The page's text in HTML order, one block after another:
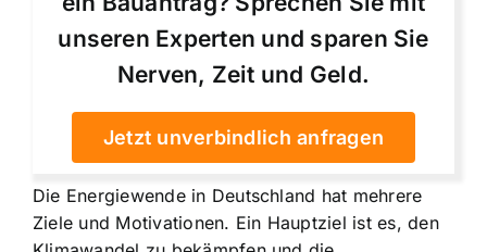
unseren Experten und sparen Sie
Nerven, Zeit und Geld.
Jetzt unverbindlich anfragen
Die Energiewende in Deutschland hat mehrere
Ziele und Motivationen. Ein Hauptziel ist es, den